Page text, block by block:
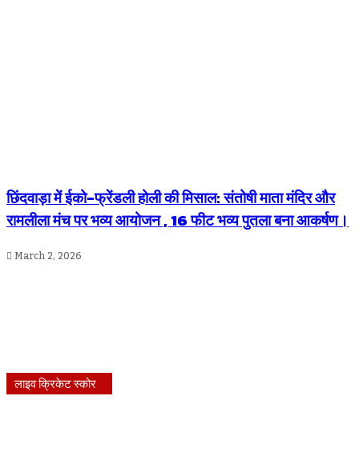
छिंदवाड़ा में ईको-फ्रेंडली होली की मिसाल: संतोषी माता मंदिर और
रामलीला मंच पर भव्य आयोजन , 16 फीट भव्य पुतला बना आकर्षण।
March 2, 2026
लाइव क्रिकेट स्कोर